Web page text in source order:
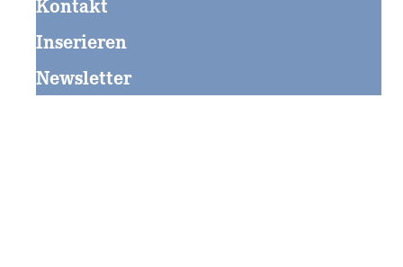
Kontakt
Inserieren
Newsletter